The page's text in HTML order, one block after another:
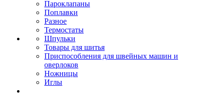
Пароклапаны
Поплавки
Разное
Термостаты
Шпульки
Товары для шитья
Приспособления для швейных машин и
оверлоков
Ножницы
Иглы